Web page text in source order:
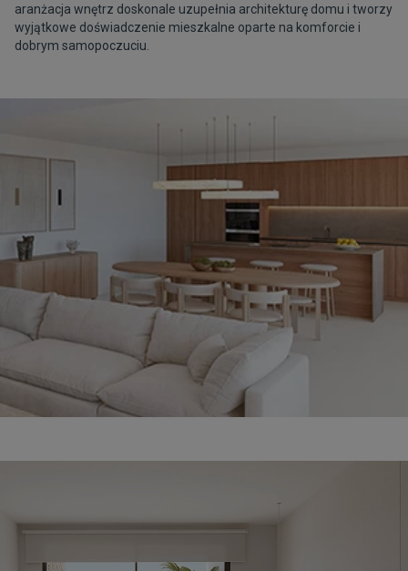
aranżacja wnętrz doskonale uzupełnia architekturę domu i tworzy
wyjątkowe doświadczenie mieszkalne oparte na komforcie i
dobrym samopoczuciu.